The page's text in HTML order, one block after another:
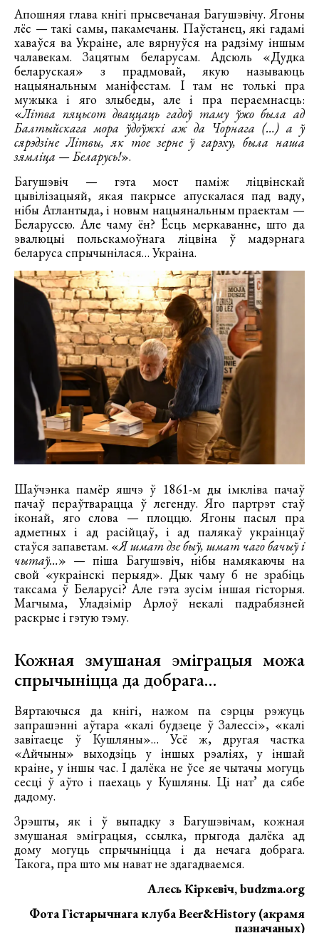
Апошняя глава кнігі прысвечаная Багушэвічу. Ягоны
лёс — такі самы, пакамечаны. Паўстанец, які гадамі
хаваўся ва Украіне, але вярнуўся на радзіму іншым
чалавекам. Зацятым беларусам. Адсюль «Дудка
беларуская» з прадмовай, якую называюць
нацыянальным маніфестам. І там не толькі пра
мужыка і яго злыбеды, але і пра пераемнасць:
«Літва пяцьсот дваццаць гадоў таму ўжо была ад
Балтыйскага мора ўдоўжкі аж да Чорнага (…) а ў
сярэдзіне Літвы, як тое зерне ў гарэху, была наша
зямліца — Беларусь!».
Багушэвіч — гэта мост паміж ліцвінскай
цывілізацыяй, якая пакрысе апускалася пад ваду,
нібы Атлантыда, і новым нацыянальным праектам —
Беларуссю. Але чаму ён? Ёсць меркаванне, што да
эвалюцыі польскамоўнага ліцвіна ў мадэрнага
беларуса спрычынілася… Украіна.
Шаўчэнка памёр яшчэ ў 1861-м ды імкліва пачаў
пачаў пераўтварацца ў легенду. Яго партрэт стаў
іконай, яго слова — плоццю. Ягоны пасыл пра
адметных і ад расійцаў, і ад палякаў украінцаў
стаўся запаветам. «Я шмат дзе быў, шмат чаго бачыў і
чытаў…» — піша Багушэвіч, нібы намякаючы на
свой «украінскі перыяд». Дык чаму б не зрабіць
таксама ў Беларусі? Але гэта зусім іншая гісторыя.
Магчыма, Уладзімір Арлоў некалі падрабязней
раскрые і гэтую тэму.
Кожная змушаная эміграцыя можа
спрычыніцца да добрага…
Вяртаючыся да кнігі, нажом па сэрцы рэжуць
запрашэнні аўтара «калі будзеце ў Залессі», «калі
завітаеце ў Кушляны»… Усё ж, другая частка
«Айчыны» выходзіць у іншых рэаліях, у іншай
краіне, у іншы час. І далёка не ўсе яе чытачы могуць
сесці ў аўто і паехаць у Кушляны. Ці нат’ да сябе
дадому.
Зрэшты, як і ў выпадку з Багушэвічам, кожная
змушаная эміграцыя, ссылка, прыгода далёка ад
дому могуць спрычыніцца і да нечага добрага.
Такога, пра што мы нават не здагадваемся.
Алесь Кіркевіч, budzma.org
Фота Гістарычнага клуба Beer&History (акрамя
пазначаных)